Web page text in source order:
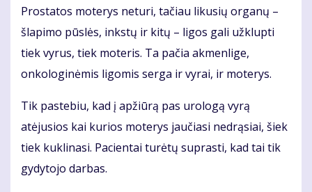
Prostatos moterys neturi, tačiau likusių organų –
šlapimo pūslės, inkstų ir kitų – ligos gali užklupti
tiek vyrus, tiek moteris. Ta pačia akmenlige,
onkologinėmis ligomis serga ir vyrai, ir moterys.
Tik pastebiu, kad į apžiūrą pas urologą vyrą
atėjusios kai kurios moterys jaučiasi nedrąsiai, šiek
tiek kuklinasi. Pacientai turėtų suprasti, kad tai tik
gydytojo darbas.